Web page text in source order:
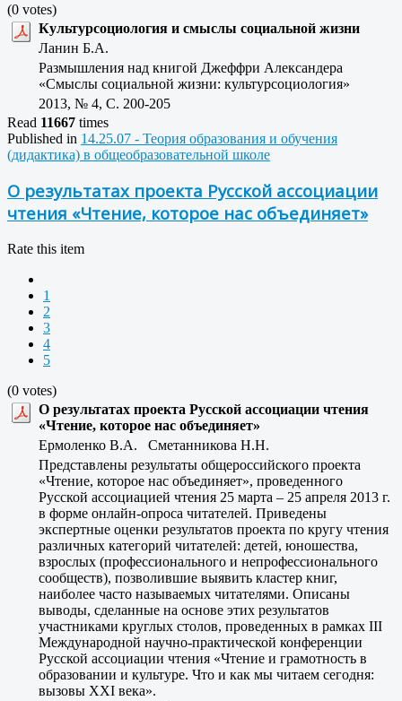
(0 votes)
Культурсоциология и смыслы социальной жизни
Ланин Б.А.
Размышления над книгой Джеффри Александера
«Смыслы социальной жизни: культурсоциология»
2013, № 4, C. 200-205
Read 11667 times
Published in 14.25.07 - Теория образования и обучения
(дидактика) в общеобразовательной школе
О результатах проекта Русской ассоциации
чтения «Чтение, которое нас объединяет»
Rate this item
1
2
3
4
5
(0 votes)
О результатах проекта Русской ассоциации чтения
«Чтение, которое нас объединяет»
Ермоленко В.А. Сметанникова Н.Н.
Представлены результаты общероссийского проекта
«Чтение, которое нас объединяет», проведенного
Русской ассоциацией чтения 25 марта – 25 апреля 2013 г.
в форме онлайн-опроса читателей. Приведены
экспертные оценки результатов проекта по кругу чтения
различных категорий читателей: детей, юношества,
взрослых (профессионального и непрофессионального
сообществ), позволившие выявить кластер книг,
наиболее часто называемых читателями. Описаны
выводы, сделанные на основе этих результатов
участниками круглых столов, проведенных в рамках III
Международной научно-практической конференции
Русской ассоциации чтения «Чтение и грамотность в
образовании и культуре. Что и как мы читаем сегодня:
вызовы ХХI века».